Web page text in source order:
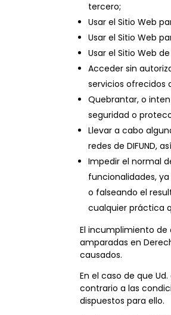
tercero;
Usar el Sitio Web
Usar el Sitio Web
Usar el Sitio Web
Acceder sin
servicios ofrecidos
Quebrantar, o
seguridad o
Llevar a cabo
redes de DIFUND,
Impedir el normal
funcionalidades,
o falseando el
cualquier práctica
El incumplimiento de
amparadas en
causados.
En el caso de que
contrario a las
dispuestos para ello.